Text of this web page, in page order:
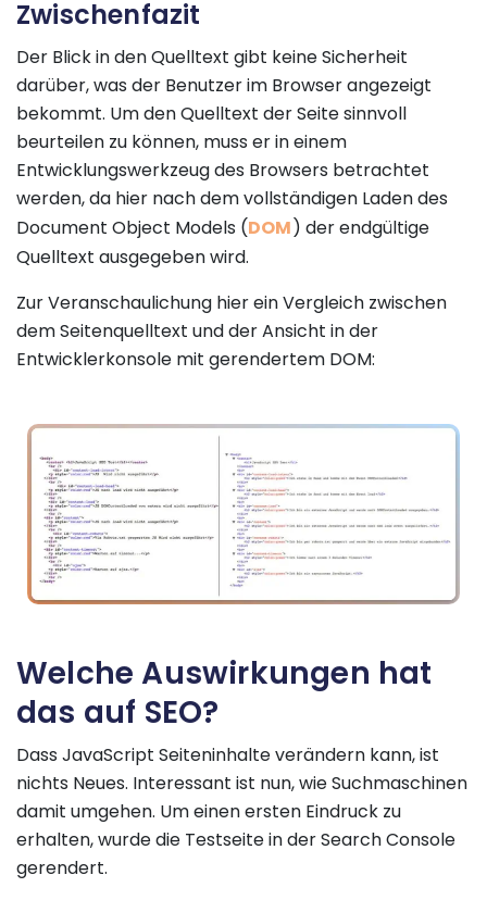
Zwischenfazit
Der Blick in den Quelltext gibt keine Sicherheit
darüber, was der Benutzer im Browser angezeigt
bekommt. Um den Quelltext der Seite sinnvoll
beurteilen zu können, muss er in einem
Entwicklungswerkzeug des Browsers betrachtet
werden, da hier nach dem vollständigen Laden des
Document Object Models (DOM) der endgültige
Quelltext ausgegeben wird.
Zur Veranschaulichung hier ein Vergleich zwischen
dem Seitenquelltext und der Ansicht in der
Entwicklerkonsole mit gerendertem DOM:
Welche Auswirkungen hat
das auf SEO?
Dass JavaScript Seiteninhalte verändern kann, ist
nichts Neues. Interessant ist nun, wie Suchmaschinen
damit umgehen. Um einen ersten Eindruck zu
erhalten, wurde die Testseite in der Search Console
gerendert.